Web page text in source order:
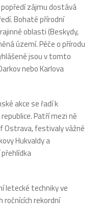
zájmu dostává
Bohaté přírodní
oblasti (Beskydy,
území. Péče o přírodu
jsou v tomto
nebo Karlova
akce se řadí k
Patří mezi ně
Ostrava, festivaly vážné
Hukvaldy a
letecké techniky ve
ročnících rekordní